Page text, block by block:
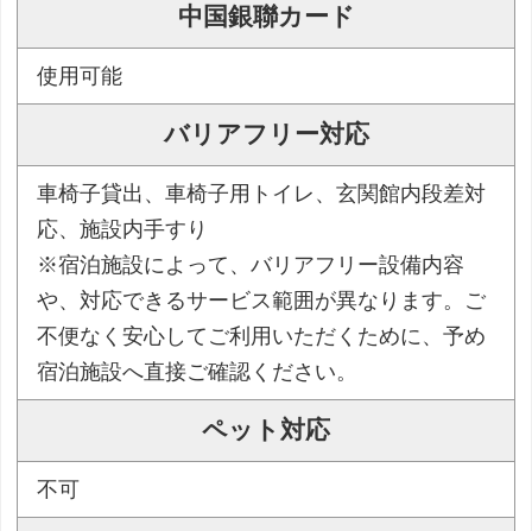
中国銀聯カード
使用可能
バリアフリー対応
車椅子貸出、車椅子用トイレ、玄関館内段差対
応、施設内手すり
※宿泊施設によって、バリアフリー設備内容
や、対応できるサービス範囲が異なります。ご
不便なく安心してご利用いただくために、予め
宿泊施設へ直接ご確認ください。
ペット対応
不可